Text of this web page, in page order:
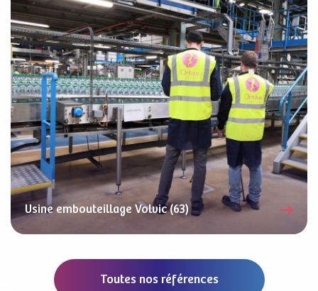
Usine embouteillage Volvic (63)
Toutes nos références